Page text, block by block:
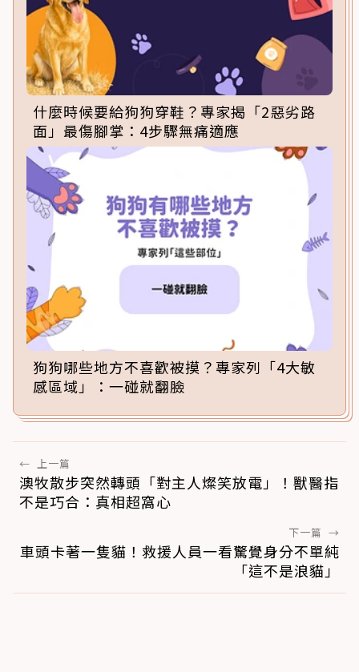
什麼時候要給狗狗穿鞋？專家揭「2惡劣路
面」最傷腳掌：4步驟無痛適應
狗狗哪些地方不喜歡被摸？專家列「4大敏
感區域」：一碰就翻臉
← 上一篇
澳牧散步突然轉頭「對主人燦笑放電」！獸醫指
不是巧合：真相超窩心
下一篇 →
車頭卡著一隻貓！救援人員一看驚覺身分不單純
「這不是浪貓」